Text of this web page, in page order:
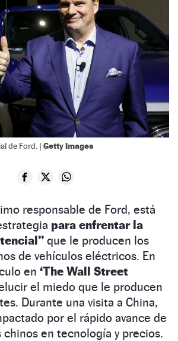
de Ford. | Getty Images
responsable de Ford, está
para enfrentar la
que le producen los
de vehículos eléctricos. En
en ‘The Wall Street
el miedo que le producen
Durante una visita a China,
por el rápido avance de
chinos en tecnología y precios.